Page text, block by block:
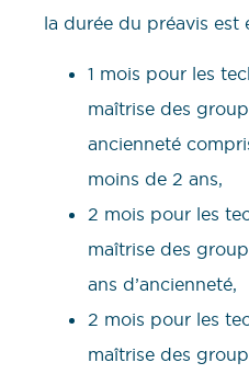
la durée du préavis est
1 mois pour les
maîtrise des
ancienneté
moins de 2 ans,
2 mois pour les
maîtrise des
ans d’ancienneté,
2 mois pour les
maîtrise des